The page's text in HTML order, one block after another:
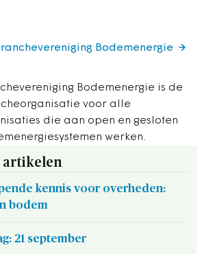
Bodemenergie is de
voor alle
die aan open en gesloten
werken.
Bodemenergie
artikelen
kennis voor overheden:
bodem
21 september